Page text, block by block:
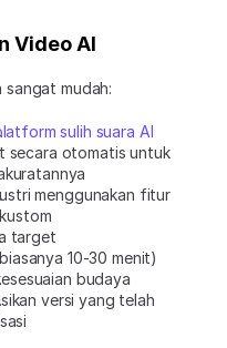
Video AI
sangat mudah:
sulih suara AI
secara otomatis untuk
menggunakan fitur
target
10-30 menit)
budaya
versi yang telah